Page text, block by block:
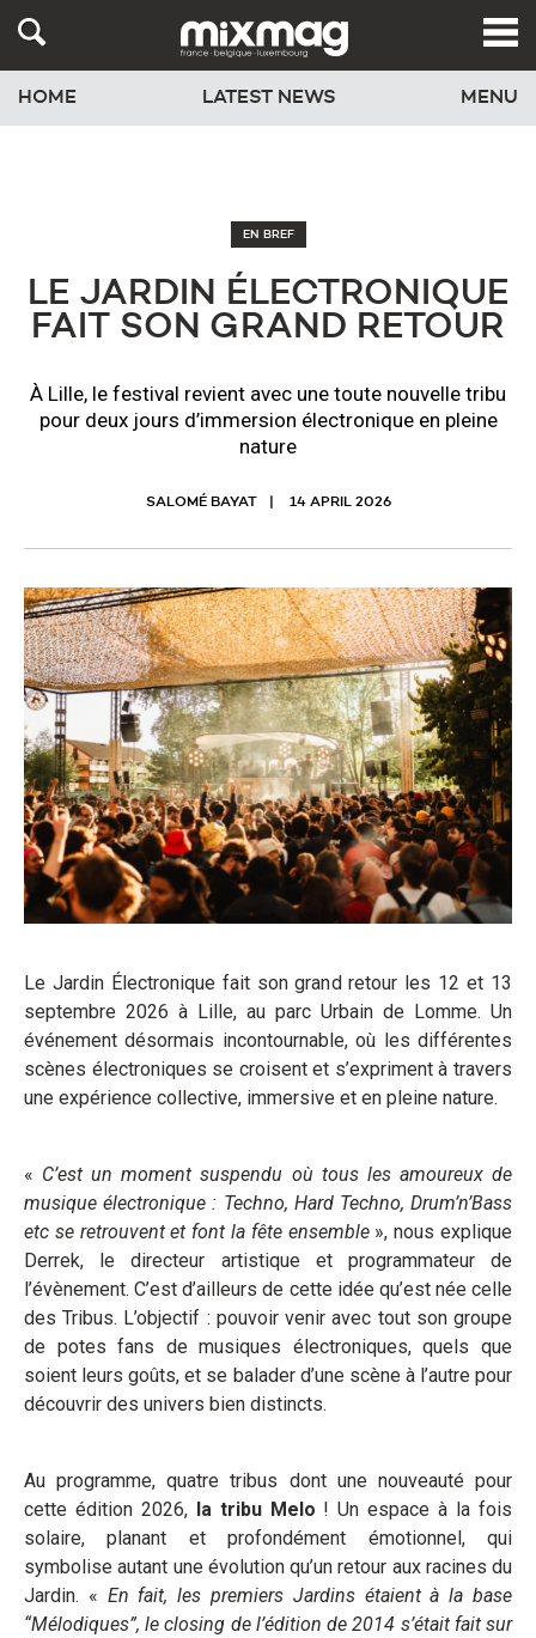
HOME LATEST NEWS MENU
EN BREF
LE JARDIN ÉLECTRONIQUE
FAIT SON GRAND RETOUR
À Lille, le festival revient avec une toute nouvelle tribu
pour deux jours d’immersion électronique en pleine
nature
SALOMÉ BAYAT 14 APRIL 2026
Le Jardin Électronique fait son grand retour les 12 et 13
septembre 2026 à Lille, au parc Urbain de Lomme. Un
événement désormais incontournable, où les différentes
scènes électroniques se croisent et s’expriment à travers
une expérience collective, immersive et en pleine nature.
« C’est un moment suspendu où tous les amoureux de
musique électronique : Techno, Hard Techno, Drum’n’Bass
etc se retrouvent et font la fête ensemble», nous explique
Derrek, le directeur artistique et programmateur de
l’évènement. C’est d’ailleurs de cette idée qu’est née celle
des Tribus. L’objectif : pouvoir venir avec tout son groupe
de potes fans de musiques électroniques, quels que
soient leurs goûts, et se balader d’une scène à l’autre pour
découvrir des univers bien distincts.
Au programme, quatre tribus dont une nouveauté pour
cette édition 2026, la tribu Melo ! Un espace à la fois
solaire, planant et profondément émotionnel, qui
symbolise autant une évolution qu’un retour aux racines du
Jardin. « En fait, les premiers Jardins étaient à la base
“Mélodiques”, le closing de l’édition de 2014 s’était fait sur